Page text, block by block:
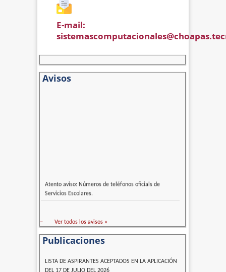
E-mail:
Avisos
– Ver todos los avisos »
Publicaciones
LISTA DE ASPIRANTES ACEPTADOS EN LA APLICACIÓN
DEL 17 DE JULIO DEL 2026